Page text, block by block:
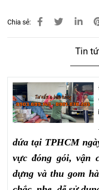
Chia sẻ:
Tin
dứa tại TPHCM
vực đóng gói, vận
dựng và thu gom